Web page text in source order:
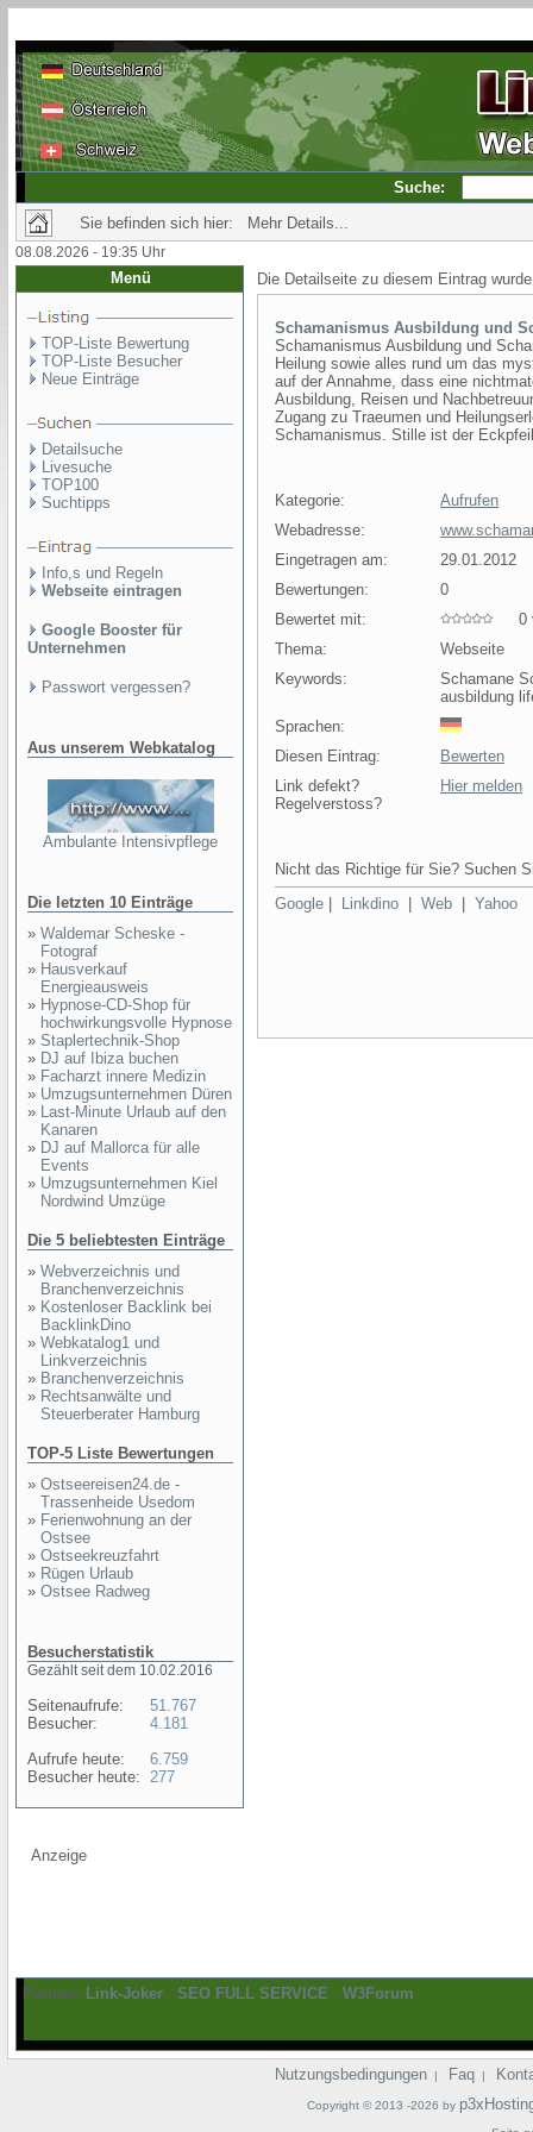
Suche:
Sie befinden sich hier: Mehr Details...
08.08.2026 - 19:35 Uhr
Menü
TOP-Liste Bewertung
TOP-Liste Besucher
Neue Einträge
Detailsuche
Livesuche
TOP100
Suchtipps
Info,s und Regeln
Webseite eintragen
Google Booster für
Unternehmen
Passwort vergessen?
Aus unserem Webkatalog
Ambulante Intensivpflege
Die letzten 10 Einträge
» Waldemar Scheske -
Fotograf
» Hausverkauf
Energieausweis
» Hypnose-CD-Shop für
hochwirkungsvolle Hypnose
» Staplertechnik-Shop
» DJ auf Ibiza buchen
» Facharzt innere Medizin
» Umzugsunternehmen Düren
» Last-Minute Urlaub auf den
Kanaren
» DJ auf Mallorca für alle
Events
» Umzugsunternehmen Kiel
Nordwind Umzüge
Die 5 beliebtesten Einträge
» Webverzeichnis und
Branchenverzeichnis
» Kostenloser Backlink bei
BacklinkDino
» Webkatalog1 und
Linkverzeichnis
» Branchenverzeichnis
» Rechtsanwälte und
Steuerberater Hamburg
TOP-5 Liste Bewertungen
» Ostseereisen24.de -
Trassenheide Usedom
» Ferienwohnung an der
Ostsee
» Ostseekreuzfahrt
» Rügen Urlaub
» Ostsee Radweg
Besucherstatistik
Gezählt seit dem 10.02.2016
Seitenaufrufe:
Besucher:
Aufrufe heute:
Besucher heute:
51.767
4.181
6.759
277
Die Detailseite zu diesem Eintrag
Schamanismus Ausbildung und
Schamanismus Ausbildung und
Heilung sowie alles rund um das
auf der Annahme, dass eine
Ausbildung, Reisen und
Zugang zu Traeumen und
Schamanismus. Stille ist der
Kategorie:
Aufrufen
Webadresse:
Eingetragen am:
29.01.2012
Bewertungen:
0
Bewertet mit:
0
Thema:
Webseite
Keywords:
Schamane
ausbildung
Sprachen:
Diesen Eintrag:
Bewerten
Link defekt?
Regelverstoss?
Hier melden
Nicht das Richtige für Sie? Suchen
Google
Linkdino Web Yahoo
Anzeige
Partner: Link-Joker - SEO FULL SERVICE - W3Forum
Nutzungsbedingungen | Faq |
Copyright © 2013 -2026 by